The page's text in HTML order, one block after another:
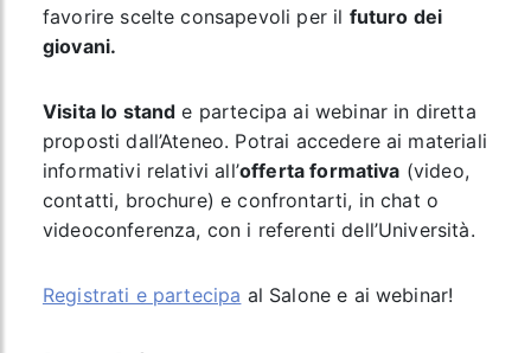
favorire scelte consapevoli per il futuro dei
giovani.
Visita lo stand e partecipa ai webinar in diretta
proposti dall’Ateneo. Potrai accedere ai materiali
informativi relativi all’offerta formativa (video,
contatti, brochure) e confrontarti, in chat o
videoconferenza, con i referenti dell’Università.
Registrati e partecipa al Salone e ai webinar!